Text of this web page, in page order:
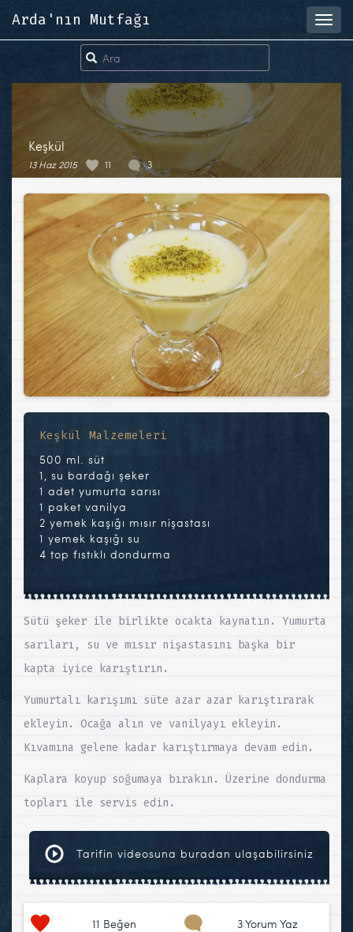
Arda'nın Mutfağı
Keşkül
13 Haz 2015 11 3
Keşkül Malzemeleri
500 ml. süt
1, su bardağı şeker
1 adet yumurta sarısı
1 paket vanilya
2 yemek kaşığı mısır nişastası
1 yemek kaşığı su
4 top fıstıklı dondurma
Sütü şeker ile birlikte ocakta kaynatın. Yumurta
sarıları, su ve mısır nişastasını başka bir
kapta iyice karıştırın.
Yumurtalı karışımı süte azar azar karıştırarak
ekleyin. Ocağa alın ve vanilyayı ekleyin.
Kıvamına gelene kadar karıştırmaya devam edin.
Kaplara koyup soğumaya bırakın. Üzerine dondurma
topları ile servis edin.
Tarifin videosuna buradan ulaşabilirsiniz
11 Beğen 3 Yorum Yaz